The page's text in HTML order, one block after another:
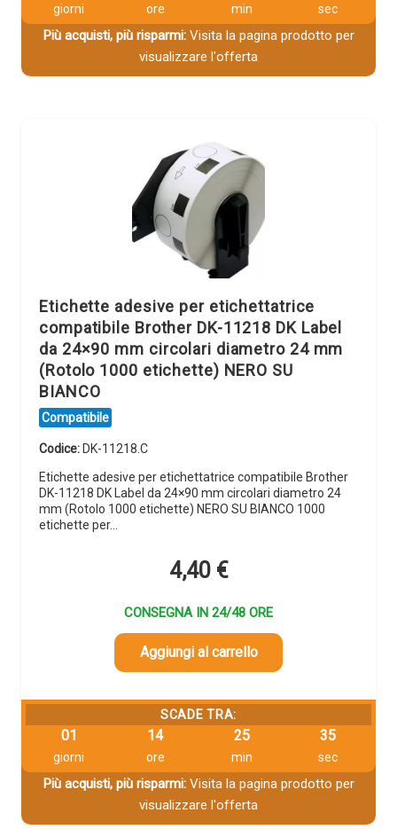
giorni ore min sec
Più acquisti, più risparmi:Visita la pagina prodotto per
visualizzare l'offerta
Etichette adesive per etichettatrice
compatibile Brother DK-11218 DK Label
da 24×90 mm circolari diametro 24 mm
(Rotolo 1000 etichette) NERO SU
BIANCO
Compatibile
Codice: DK-11218.C
Etichette adesive per etichettatrice compatibile Brother
DK-11218 DK Label da 24×90 mm circolari diametro 24
mm (Rotolo 1000 etichette) NERO SU BIANCO 1000
etichette per…
4,40 €
CONSEGNA IN 24/48 ORE
Aggiungi al carrello
SCADE TRA:
01
giorni
14
ore
25
min
33
sec
Più acquisti, più risparmi:Visita la pagina prodotto per
visualizzare l'offerta